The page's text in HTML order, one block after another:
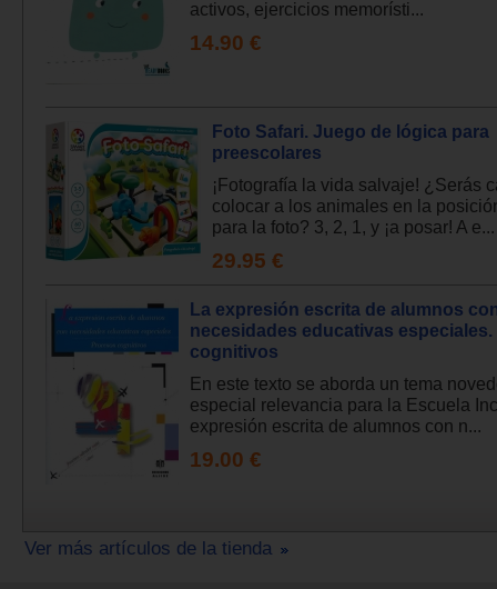
activos, ejercicios memorísti...
14.90 €
Foto Safari. Juego de lógica para
preescolares
¡Fotografía la vida salvaje! ¿Serás
colocar a los animales en la
para la foto? 3, 2, 1, y ¡a posar! A e...
29.95 €
La expresión escrita de alumnos
necesidades educativas
cognitivos
En este texto se aborda un tema
especial relevancia para la Escuela
expresión escrita de alumnos con n...
19.00 €
Ver más artículos de la tienda